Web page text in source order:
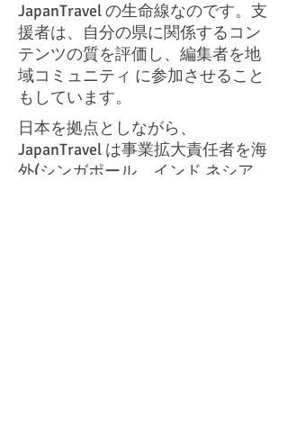
JapanTravel の生命線なのです。支
援者は、自分の県に関係するコン
テンツの質を評価し、編集者を地
域コミュニティ に参加させること
もしています。
日本を拠点としながら、
JapanTravel は事業拡大責任者を海
外(シンガポール、インド ネシア、